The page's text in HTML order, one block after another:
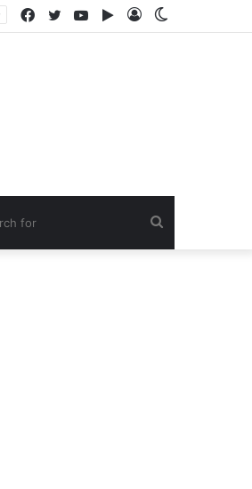
Log
Google
YouTube
Twitter
Facebook